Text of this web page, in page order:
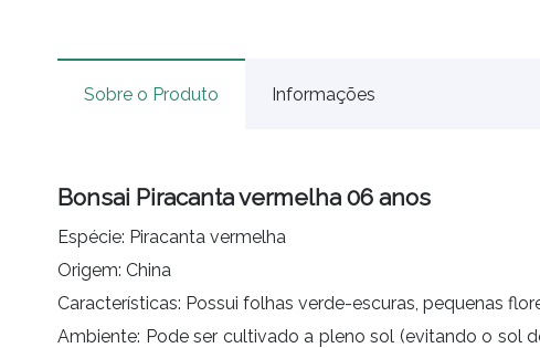
Sobre o Produto Informações
Bonsai Piracanta vermelha 06 anos
Espécie: Piracanta vermelha
Origem: China
Características: Possui folhas verde-escuras, pequenas
Ambiente: Pode ser cultivado a pleno sol (evitando o sol